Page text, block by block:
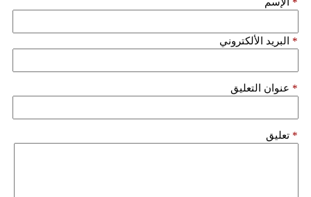
البريد الألكتروني *
عنوان التعليق *
تعليق *